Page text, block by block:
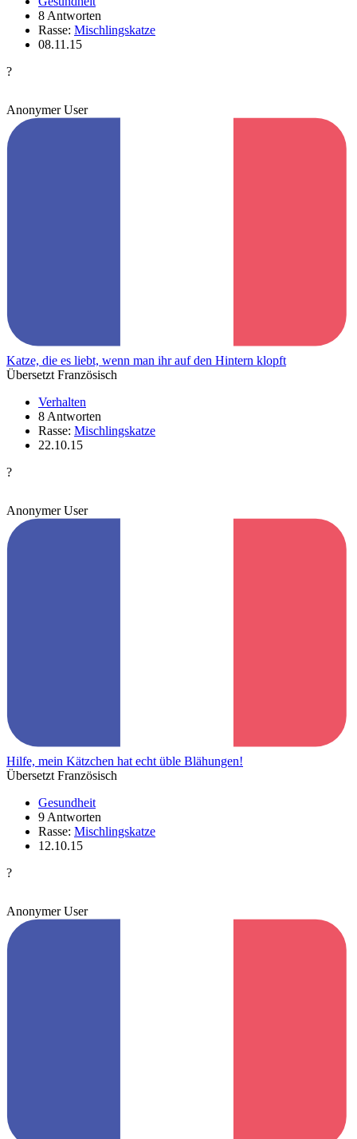
8 Antworten
Rasse: Mischlingskatze
08.11.15
?
Anonymer User
Katze, die es liebt, wenn man ihr auf den Hintern klopft
Übersetzt Französisch
Verhalten
8 Antworten
Rasse: Mischlingskatze
22.10.15
?
Anonymer User
Hilfe, mein Kätzchen hat echt üble Blähungen!
Übersetzt Französisch
Gesundheit
9 Antworten
Rasse: Mischlingskatze
12.10.15
?
Anonymer User